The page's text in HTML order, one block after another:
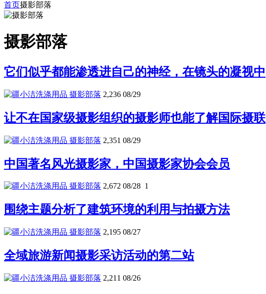
首页摄影部落
摄影部落
它们似乎都能渗透进自己的神经，在镜头的凝视中
摄影部落 2,236 08/29
让不在国家级摄影组织的摄影师也能了解国际摄联
摄影部落 2,351 08/29
中国著名风光摄影家，中国摄影家协会会员
摄影部落 2,672 08/28 1
围绕主题分析了建筑环境的利用与拍摄方法
摄影部落 2,195 08/27
全域旅游新闻摄影采访活动的第二站
摄影部落 2,211 08/26